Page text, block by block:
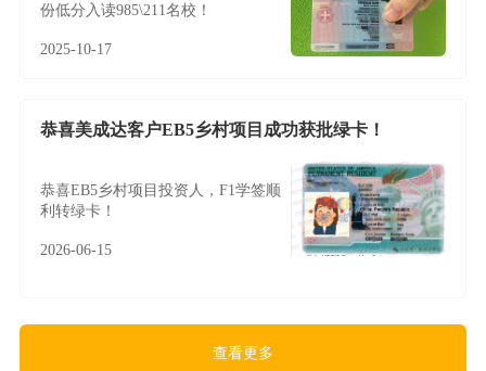
份低分入读985\211名校！
2025-10-17
恭喜美成达客户EB5乡村项目成功获批绿卡！
恭喜EB5乡村项目投资人，F1学签顺
利转绿卡！
2026-06-15
查看更多